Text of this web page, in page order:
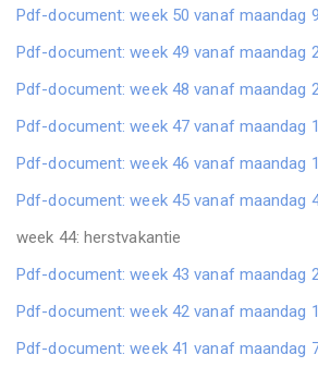
Pdf-document: week 50 vanaf maandag
Pdf-document: week 49 vanaf maandag
Pdf-document: week 48 vanaf maandag
Pdf-document: week 47 vanaf maandag
Pdf-document: week 46 vanaf maandag
Pdf-document: week 45 vanaf maandag
week 44: herstvakantie
Pdf-document: week 43 vanaf maandag
Pdf-document: week 42 vanaf maandag
Pdf-document: week 41 vanaf maandag